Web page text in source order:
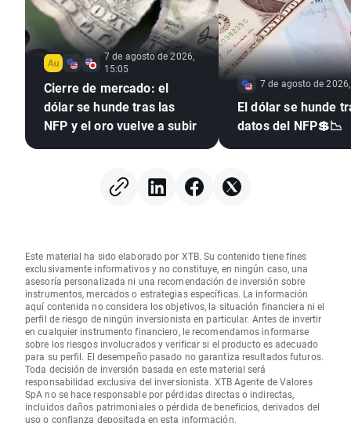
7 de agosto de 2026,
15:05
Cierre de mercado: el
dólar se hunde tras las
NFP y el oro vuelve a subir
7 de agosto de
El dólar se hunde
datos del NFP💲📉
Este material ha sido elaborado por XTB. Su contenido tiene fines
exclusivamente informativos y no constituye, en ningún caso, una
asesoría personalizada ni una recomendación de inversión sobre
instrumentos, mercados o estrategias específicas. La información
aquí contenida no considera los objetivos, la situación financiera ni el
perfil de riesgo de ningún inversionista en particular. Antes de invertir
en cualquier instrumento financiero, le recomendamos informarse
sobre los riesgos involucrados y verificar si el producto es adecuado
para su perfil. El desempeño pasado no garantiza resultados futuros.
Toda decisión de inversión basada en este material será
responsabilidad exclusiva del inversionista. XTB Agente de Valores
SpA no se hace responsable por pérdidas directas o indirectas,
incluidos daños patrimoniales o pérdida de beneficios, derivados del
uso o confianza depositada en esta información.